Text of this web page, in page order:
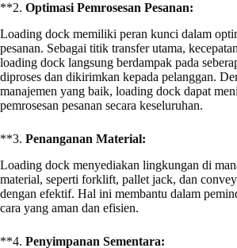
**2. Optimasi Pemrosesan Pesanan:
Loading dock memiliki peran kunci dalam
pesanan. Sebagai titik transfer utama,
loading dock langsung berdampak pada
diproses dan dikirimkan kepada pelanggan.
manajemen yang baik, loading dock dapat
pemrosesan pesanan secara keseluruhan.
**3. Penanganan Material:
Loading dock menyediakan lingkungan di
material, seperti forklift, pallet jack, dan
dengan efektif. Hal ini membantu dalam
cara yang aman dan efisien.
**4. Penyimpanan Sementara: